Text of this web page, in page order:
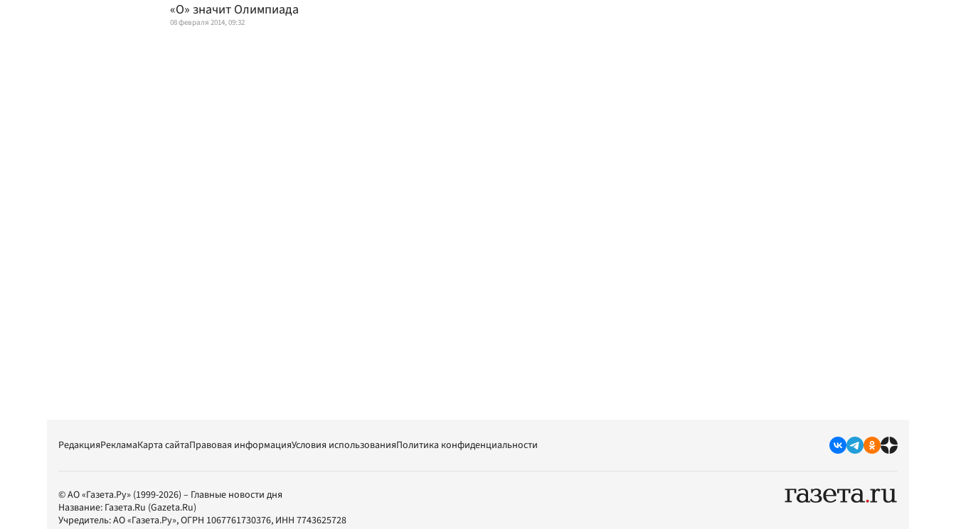
«О» значит Олимпиада
08 февраля 2014, 09:32
РедакцияРекламаКарта сайтаПравовая информацияУсловия использованияПолитика конфиденциальности
© АО «Газета.Ру» (1999-2026) – Главные новости дня
Название: Газета.Ru (Gazeta.Ru)
Учредитель:АО «Газета.Ру», ОГРН 1067761730376, ИНН 7743625728